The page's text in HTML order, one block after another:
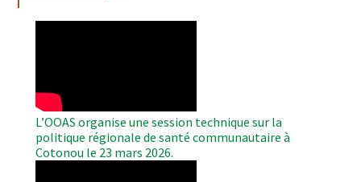
L’OOAS organise une session technique sur la
politique régionale de santé communautaire à
Cotonou le 23 mars 2026.